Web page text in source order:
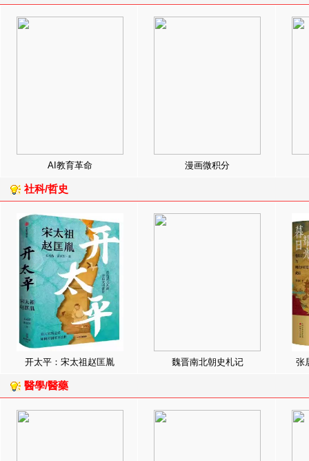
AI教育革命 漫画微积分
社科/哲史
开太平：宋太祖赵匡胤 魏晋南北朝史札记 张
醫學/醫藥